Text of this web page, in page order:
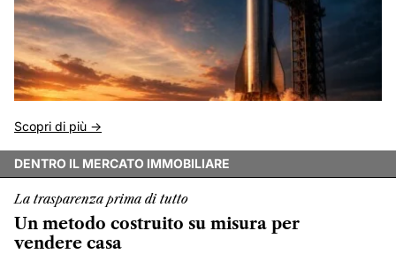
Scopri di più ->
DENTRO IL MERCATO IMMOBILIARE
La trasparenza prima di tutto
Un metodo costruito su misura per
vendere casa